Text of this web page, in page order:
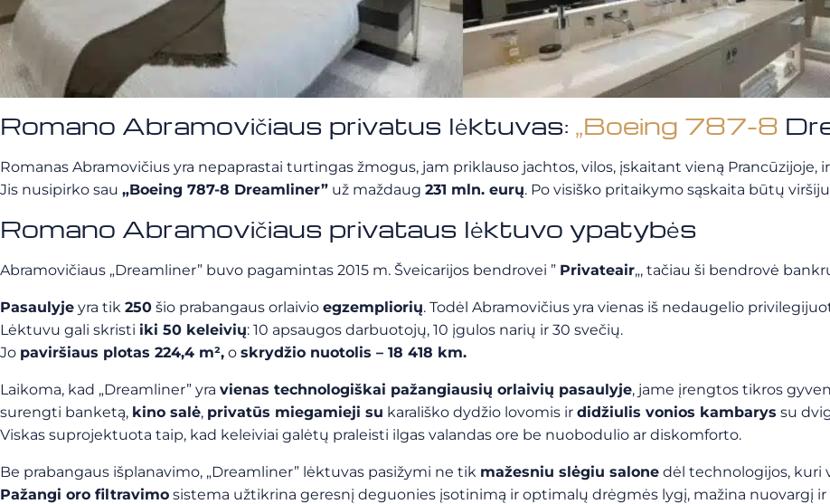
Romano Abramovičiaus privatus lėktuvas: „Boeing 787-8
Romanas Abramovičius yra nepaprastai turtingas žmogus, jam priklauso jachtos, vilos, įskaitant vieną
Jis nusipirko sau „Boeing 787-8 Dreamliner” už maždaug 231 mln. eurų. Po visiško pritaikymo sąskaita būtų
Romano Abramovičiaus privataus lėktuvo ypatybės
Abramovičiaus „Dreamliner” buvo pagamintas 2015 m. Šveicarijos bendrovei ” Privateair„, tačiau ši bendrovė
Pasaulyje yra tik 250 šio prabangaus orlaivio egzempliorių. Todėl Abramovičius yra vienas iš nedaugelio
Lėktuvu gali skristi iki 50 keleivių: 10 apsaugos darbuotojų, 10 įgulos narių ir 30 svečių.
Jo paviršiaus plotas 224,4 m², o skrydžio nuotolis – 18 418 km.
Laikoma, kad „Dreamliner” yra vienas technologiškai pažangiausių orlaivių pasaulyje, jame įrengtos tikros
surengti banketą, kino salė, privatūs miegamieji su karališko dydžio lovomis ir didžiulis vonios kambarys su
Viskas suprojektuota taip, kad keleiviai galėtų praleisti ilgas valandas ore be nuobodulio ar diskomforto.
Be prabangaus išplanavimo, „Dreamliner” lėktuvas pasižymi ne tik mažesniu slėgiu salone dėl technologijos, kuri
Pažangi oro filtravimo sistema užtikrina geresnį deguonies įsotinimą ir optimalų drėgmės lygį, mažina nuovargį ir